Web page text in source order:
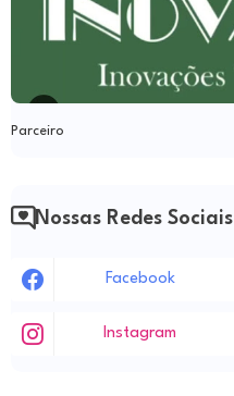
Parceiro
Nossas Redes Sociais
Facebook
Instagram